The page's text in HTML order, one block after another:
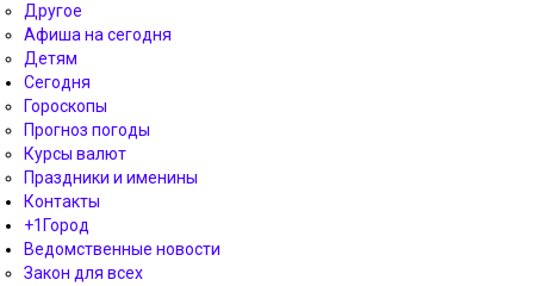
Другое
Афиша на сегодня
Детям
Сегодня
Гороскопы
Прогноз погоды
Курсы валют
Праздники и именины
Контакты
+1Город
Ведомственные новости
Закон для всех